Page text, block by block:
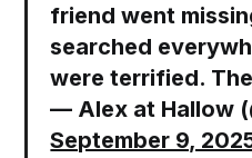
friend went
searched
were terrified.
— Alex at Hallow
September 9,